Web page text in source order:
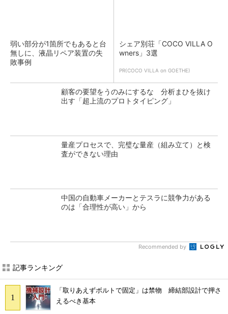
弱い部分が1箇所でもあると台
無しに、液晶リペア装置の失
敗事例
シェア別荘「COCO VILLA O
wners」3選
PR(COCO VILLA on GOETHE)
顧客の要望をうのみにするな 分析まひを抜け
出す「超上流のプロトタイピング」
量産プロセスで、完璧な量産（組み立て）と検
査ができない理由
中国の自動車メーカーとテスラに競争力がある
のは「合理性が高い」から
Recommended by
記事ランキング
「取りあえずボルトで固定」は禁物 締結部設計で押さ
えるべき基本